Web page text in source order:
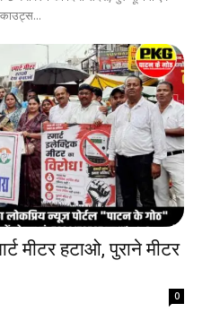
मीटर हटाओ, पुराने मीटर
0